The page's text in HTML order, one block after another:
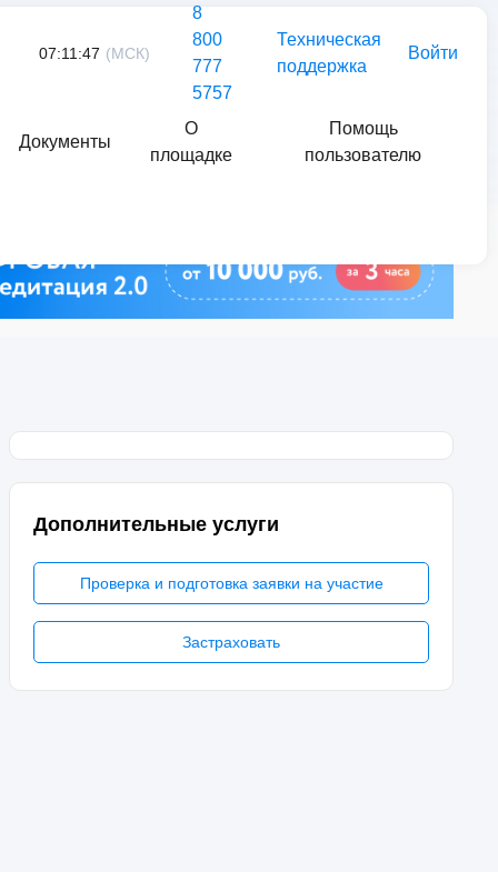
07:11:47 (МСК)
8
800
777
5757
Техническая
поддержка
Войти
Документы
О
площадке
Помощь
пользователю
Дополнительные услуги
Проверка и подготовка заявки на участие
Застраховать